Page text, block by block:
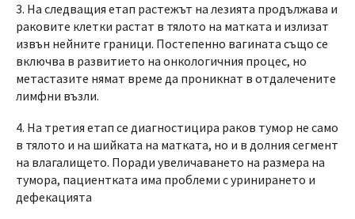
3. На следващия етап растежът на лезията продължава и
раковите клетки растат в тялото на матката и излизат
извън нейните граници. Постепенно вагината също се
включва в развитието на онкологичния процес, но
метастазите нямат време да проникнат в отдалечените
лимфни възли.
4. На третия етап се диагностицира раков тумор не само
в тялото и на шийката на матката, но и в долния сегмент
на влагалището. Поради увеличаването на размера на
тумора, пациентката има проблеми с уринирането и
дефекацията